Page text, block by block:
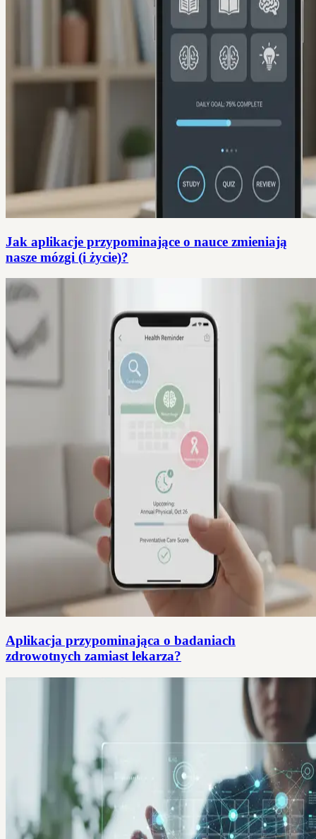
Jak aplikacje przypominające o nauce zmieniają
nasze mózgi (i życie)?
Aplikacja przypominająca o badaniach
zdrowotnych zamiast lekarza?